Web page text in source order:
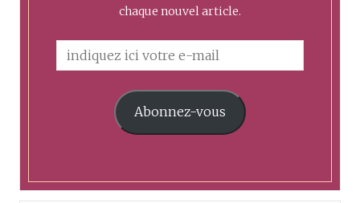
chaque nouvel article.
Abonnez-vous